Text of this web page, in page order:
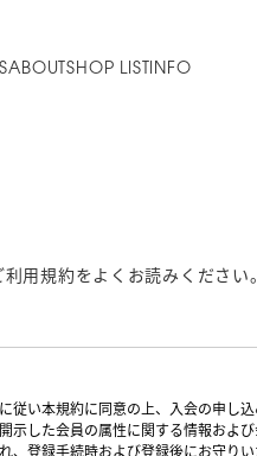
ABOUTSHOP LIST INFO
用規約をよくお読みください。